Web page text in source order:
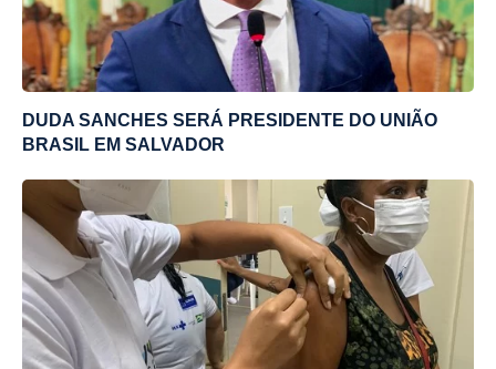
DUDA SANCHES SERÁ PRESIDENTE DO UNIÃO
BRASIL EM SALVADOR